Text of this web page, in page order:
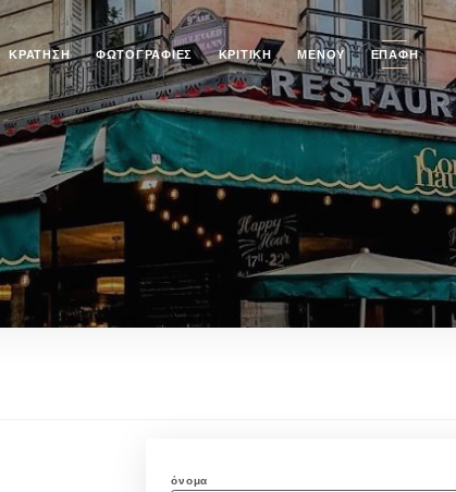
ΚΡΆΤΗΣΗ ΦΩΤΟΓΡΑΦΊΕΣ ΚΡΙΤΙΚΉ ΜΕΝΟΎ ΕΠΑΦΉ
όνομα